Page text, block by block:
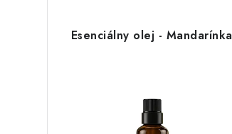
Esenciálny olej - Mandarínka